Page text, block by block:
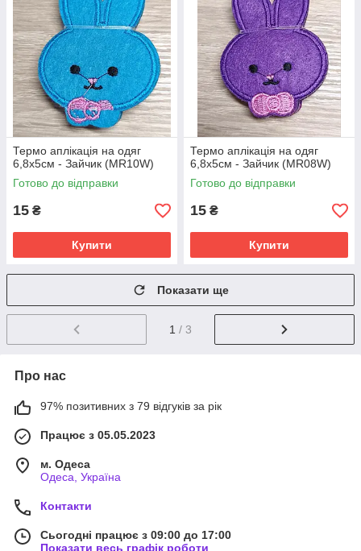
Термо аплікація на одяг
6,8х5см - Зайчик (MR10W)
Готово до відправки
15 ₴
Купити
Термо аплікація на одяг
6,8х5см - Зайчик (MR08W)
Готово до відправки
15 ₴
Купити
Показати ще
1 / 3
Про нас
97% позитивних з 79 відгуків за рік
Працює з 05.05.2023
м. Одеса
Одеса, Україна
Контакти
Сьогодні працює з 09:00 до 17:00
Показати весь графік роботи